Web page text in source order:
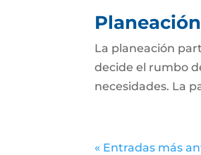
La planeación
decide el rumbo
necesidades. La
« Entradas más